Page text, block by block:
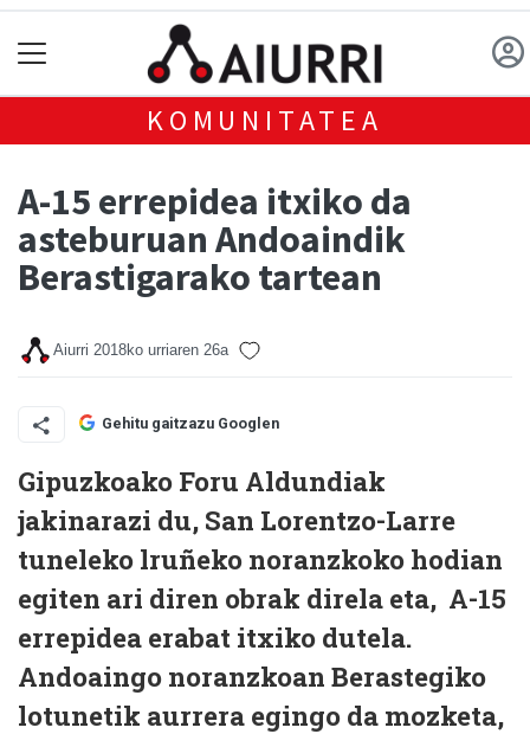
KOMUNITATEA
A-15 errepidea itxiko da
asteburuan Andoaindik
Berastigarako tartean
Aiurri 2018ko urriaren 26a
Gehitu gaitzazu Googlen
Gipuzkoako Foru Aldundiak
jakinarazi du, San Lorentzo-Larre
tuneleko lruñeko noranzkoko hodian
egiten ari diren obrak direla eta, A-15
errepidea erabat itxiko dutela.
Andoaingo noranzkoan Berastegiko
lotunetik aurrera egingo da mozketa,